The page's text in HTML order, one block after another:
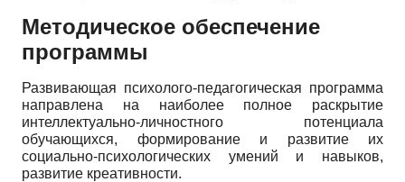
Методическое обеспечение
программы
Развивающая психолого-педагогическая программа
направлена на наиболее полное раскрытие
интеллектуально-личностного потенциала
обучающихся, формирование и развитие их
социально-психологических умений и навыков,
развитие креативности.